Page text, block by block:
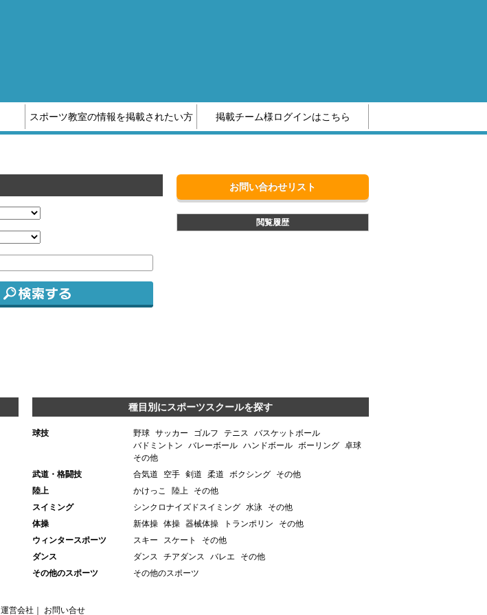
スポーツ教室の情報を掲載されたい方 掲載チーム様ログインはこちら
お問い合わせリスト
閲覧履歴
種目別にスポーツスクールを探す
球技 野球 サッカー ゴルフ テニス
バスケットボール
バドミントン
バレーボール ハンドボール ボーリング 卓球
その他
武道・格闘技
合気道 空手 剣道 柔道 ボクシング
その他
陸上
かけっこ 陸上
その他
スイミング
シンクロナイズドスイミング 水泳
その他
体操
新体操 体操 器械体操 トランポリン
その他
ウィンタースポーツ
スキー スケート
その他
ダンス
ダンス チアダンス バレエ
その他
その他のスポーツ
その他のスポーツ
運営会社 お問い合せ